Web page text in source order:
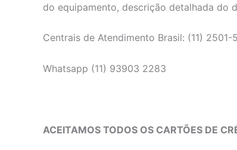
do equipamento, descrição detalhada do
Centrais de Atendimento Brasil: (11) 2501-
Whatsapp (11) 93903 2283
ACEITAMOS TODOS OS CARTÕES DE